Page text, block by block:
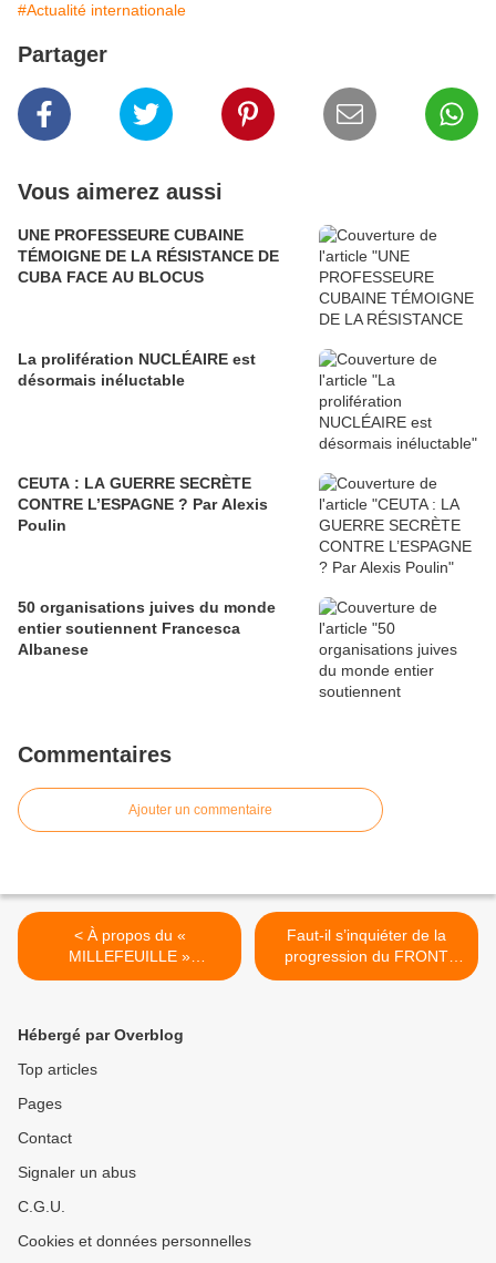
#Actualité internationale
Partager
Vous aimerez aussi
UNE PROFESSEURE CUBAINE
TÉMOIGNE DE LA RÉSISTANCE DE
CUBA FACE AU BLOCUS
La prolifération NUCLÉAIRE est
désormais inéluctable
CEUTA : LA GUERRE SECRÈTE
CONTRE L’ESPAGNE ? Par Alexis
Poulin
50 organisations juives du monde
entier soutiennent Francesca
Albanese
Commentaires
Ajouter un commentaire
< À propos du «
MILLEFEUILLE »
TERRITORIAL
Faut-il s’inquiéter de la
progression du FRONT
NATIONAL ? [audio] >
Hébergé par Overblog
Top articles
Pages
Contact
Signaler un abus
C.G.U.
Cookies et données personnelles